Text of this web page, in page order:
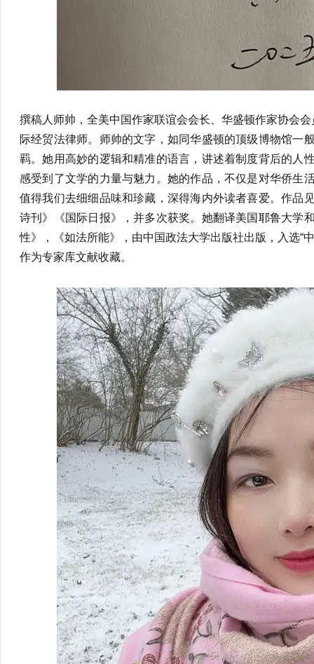
撰稿人师帅，全美中国作家联谊会会长、华盛顿作家协会
际经贸法律师。师帅的文字，如同华盛顿的顶级博物馆一
羁。她用高妙的逻辑和精准的语言，讲述着制度背后的人
感受到了文学的力量与魅力。她的作品，不仅是对华侨生
值得我们去细细品味和珍藏，深得海内外读者喜爱。作品
诗刊》《国际日报》，并多次获奖。她翻译美国耶鲁大学
性》，《如法所能》，由中国政法大学出版社出版，入选“
作为专家库文献收藏。